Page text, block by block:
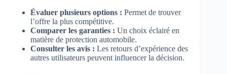
Évaluer plusieurs options : Permet de trouver
l’offre la plus compétitive.
Comparer les garanties : Un choix éclairé en
matière de protection automobile.
Consulter les avis : Les retours d’expérience des
autres utilisateurs peuvent influencer la décision.